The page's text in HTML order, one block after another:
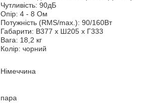
Чутливість: 90дБ
Опір: 4 - 8 Ом
Потужність (RMS/max.): 90/160Вт
Габарити: В377 x Ш205 x Г333
Вага: 18,2 кг
Колір: чорний
Німеччина
пара